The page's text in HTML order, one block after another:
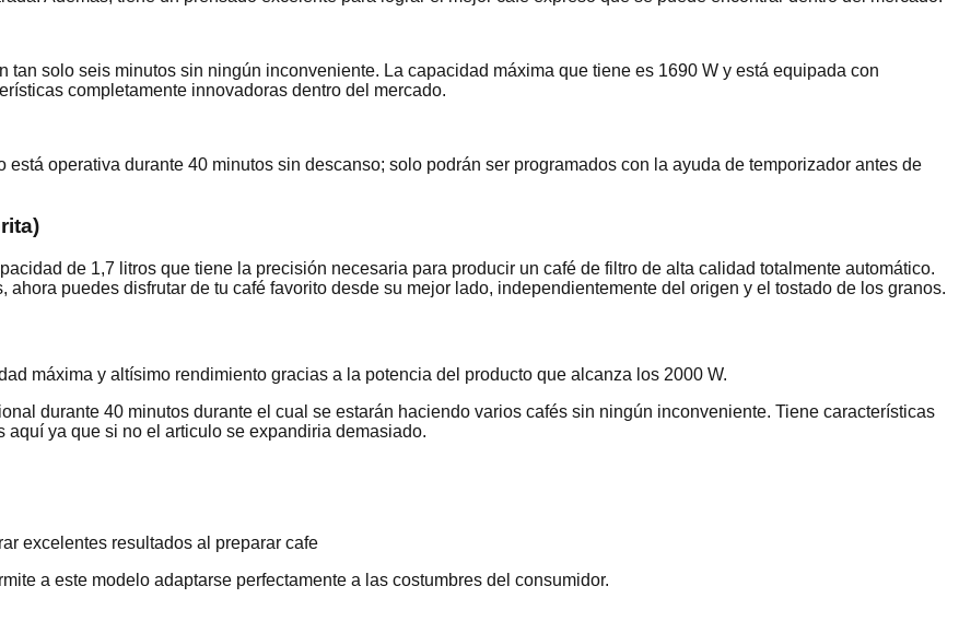
tan solo seis minutos sin ningún inconveniente. La capacidad máxima que tiene es 1690 W y está equipada con
completamente innovadoras dentro del mercado.
operativa durante 40 minutos sin descanso; solo podrán ser programados con la ayuda de temporizador antes de
de 1,7 litros que tiene la precisión necesaria para producir un café de filtro de alta calidad totalmente automático.
puedes disfrutar de tu café favorito desde su mejor lado, independientemente del origen y el tostado de los granos.
máxima y altísimo rendimiento gracias a la potencia del producto que alcanza los 2000 W.
durante 40 minutos durante el cual se estarán haciendo varios cafés sin ningún inconveniente. Tiene características
ya que si no el articulo se expandiria demasiado.
excelentes resultados al preparar cafe
a este modelo adaptarse perfectamente a las costumbres del consumidor.